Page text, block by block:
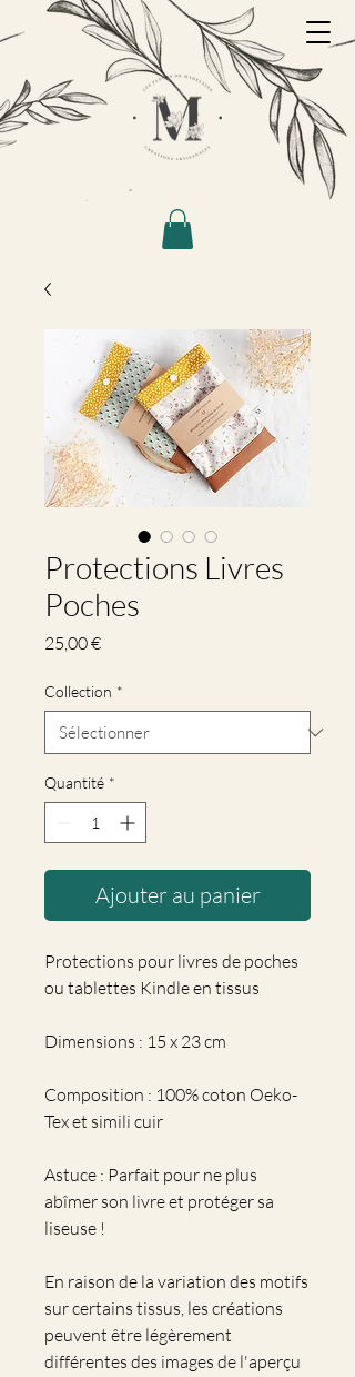
Protections Livres
Poches
25,00 €Prix
Collection *
Quantité *
Ajouter au panier
Protections pour livres de poches
ou tablettes Kindle en tissus
Dimensions : 15 x 23 cm
Composition : 100% coton Oeko-
Tex et simili cuir
Astuce : Parfait pour ne plus
abîmer son livre et protéger sa
liseuse !
En raison de la variation des motifs
sur certains tissus, les créations
peuvent être légèrement
différentes des images de l'aperçu